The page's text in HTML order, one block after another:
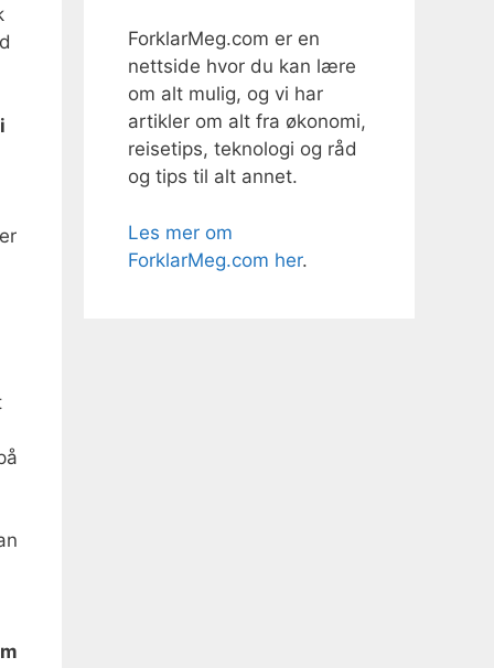
ForklarMeg.com er en
nettside hvor du kan lære
om alt mulig, og vi har
artikler om alt fra økonomi,
reisetips, teknologi og råd
og tips til alt annet.
Les mer om
ForklarMeg.com her.